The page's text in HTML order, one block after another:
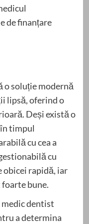
de finanțare
soluție modernă
lipsă, oferind o
Deși există o
timpul
cu cea a
cu
obicei rapidă, iar
bune.
dentist
a determina